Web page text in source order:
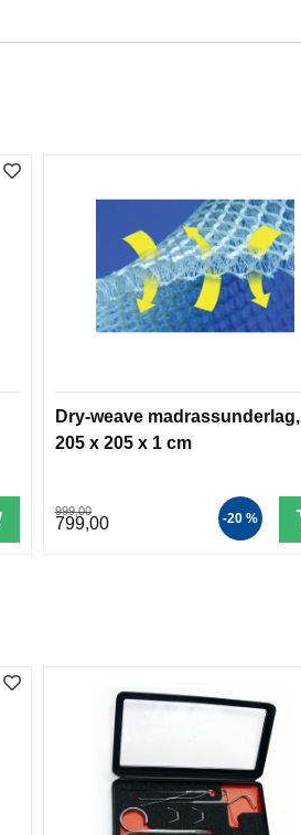
Dry-weave madrassunderlag,
205 x 205 x 1 cm
999,00
799,00 -20 %